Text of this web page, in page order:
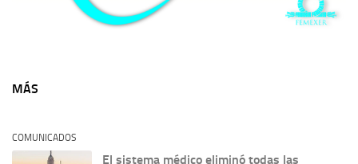
MÁS
COMUNICADOS
El sistema médico eliminó todas las